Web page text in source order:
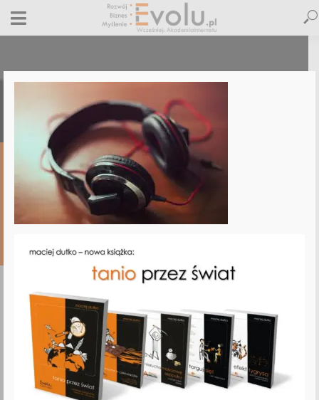
technology-music-sound-things
9 czerwca 2017 Dodaj komentarz Jacek Obolewicz